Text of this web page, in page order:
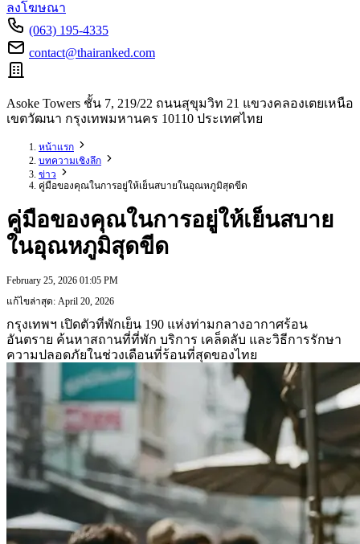
ลงโฆษณา
(063) 195-4335
contact@thairanked.com
Asoke Towers ชั้น 7, 219/22 ถนนสุขุมวิท 21 แขวงคลองเตยเหนือ
เขตวัฒนา กรุงเทพมหานคร 10110 ประเทศไทย
หน้าแรก
บทความเชิงลึก
ข่าว
คู่มือของคุณในการอยู่ให้เย็นสบายในอุณหภูมิสุดขีด
คู่มือของคุณในการอยู่ให้เย็นสบาย
ในอุณหภูมิสุดขีด
February 25, 2026 01:05 PM
แก้ไขล่าสุด: April 20, 2026
กรุงเทพฯ เปิดตัวที่พักเย็น 190 แห่งท่ามกลางอากาศร้อน
อันตราย ค้นหาสถานที่ที่พัก บริการ เคล็ดลับ และวิธีการรักษา
ความปลอดภัยในช่วงเดือนที่ร้อนที่สุดของไทย